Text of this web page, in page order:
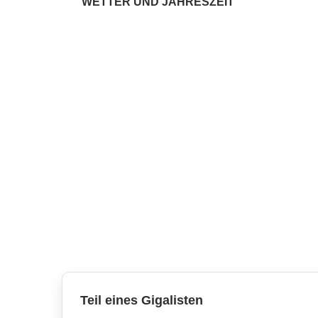
Teil eines Gigalisten